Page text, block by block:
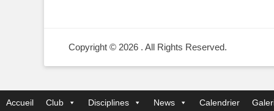
Copyright © 2026 . All Rights Reserved.
Accueil Club Disciplines News Calendrier